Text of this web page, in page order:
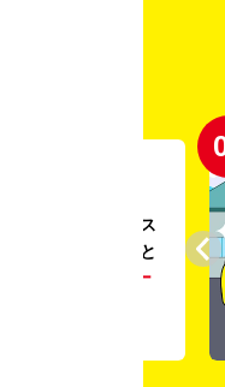
。ガソリンス
フラを活用すること
リー